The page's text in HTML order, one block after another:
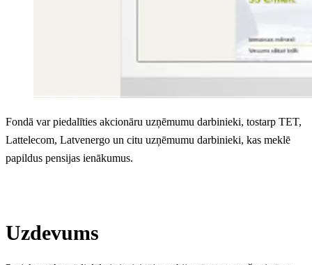
Fondā var piedalīties akcionāru uzņēmumu darbinieki, tostarp TET,
Lattelecom, Latvenergo un citu uzņēmumu darbinieki, kas meklē
papildus pensijas ienākumus.
Uzdevums